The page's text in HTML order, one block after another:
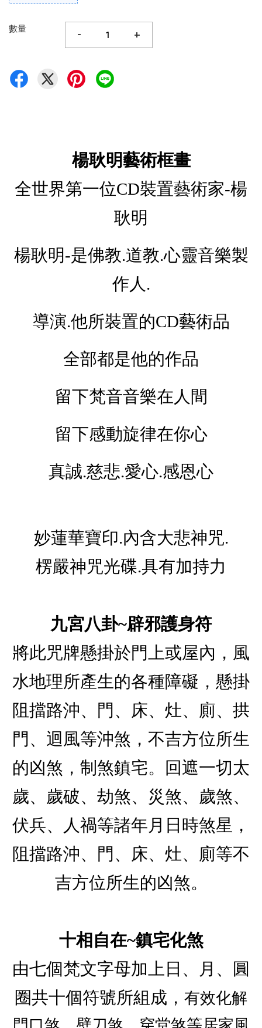
數量 - +
楊耿明藝術框畫
全世界第一位CD裝置藝術家-楊
耿明
楊耿明-是佛教.道教.心靈音樂製
作人.
導演.他所裝置的CD藝術品
全部都是他的作品
留下梵音音樂在人間
留下感動旋律在你心
真誠.慈悲.愛心.感恩心
妙蓮華寶印.內含大悲神咒.
楞嚴神咒光碟.具有加持力
九宮八卦~辟邪護身符
將此咒牌懸掛於門上或屋內，風
水地理所產生的各種障礙，懸掛
阻擋路沖、門、床、灶、廁、拱
門、迴風等沖煞，不吉方位所生
的凶煞，制煞鎮宅。回遮一切太
歲、歲破、劫煞、災煞、歲煞、
伏兵、人禍等諸年月日時煞星，
阻擋路沖、門、床、灶、廁等不
吉方位所生的凶煞。
十相自在~鎮宅化煞
由七個梵文字母加上日、月、圓
圈共十個符號所組成， 有效化解